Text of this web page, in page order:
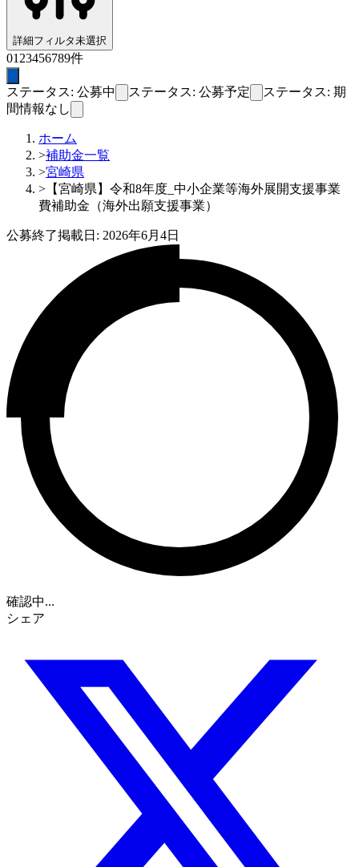
詳細フィルタ未選択
01 23456789件
ステータス: 公募中 ステータス: 公募予定
ステータス: 期
間情報なし
ホーム
>補助金一覧
>宮崎県
> 【宮崎県】令和8年度_中小企業等海外展開支援事業
費補助金（海外出願支援事業）
公募終了掲載日: 2026年6月4日
確認中...
シェア